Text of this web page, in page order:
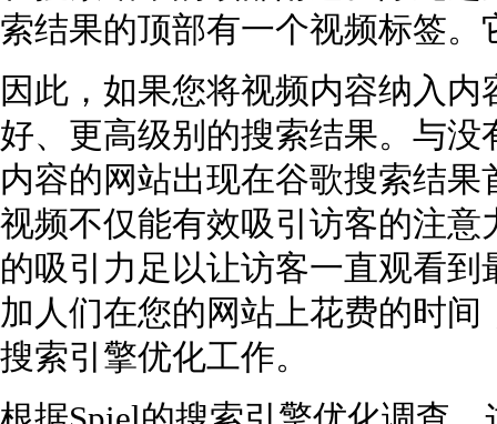
索结果的顶部有一个视频标签
因此，如果您将视频内容纳入
好、更高级别的搜索结果。与
内容的网站出现在谷歌搜索结果
视频不仅能有效吸引访客的注
的吸引力足以让访客一直观看
加人们在您的网站上花费的时
搜索引擎优化工作。